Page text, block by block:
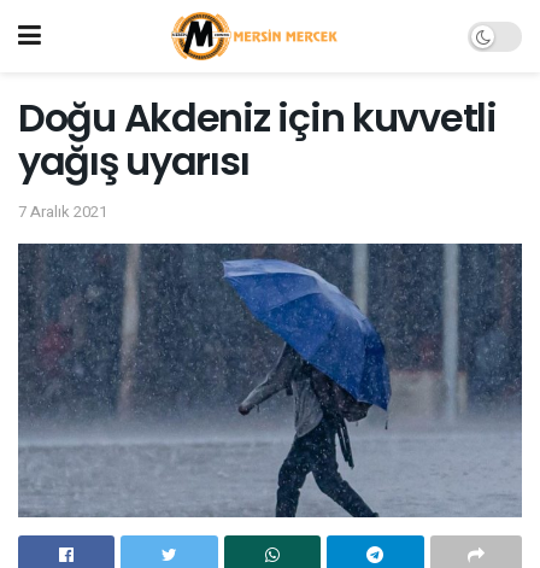
Doğu Akdeniz için kuvvetli
yağış uyarısı
7 Aralık 2021